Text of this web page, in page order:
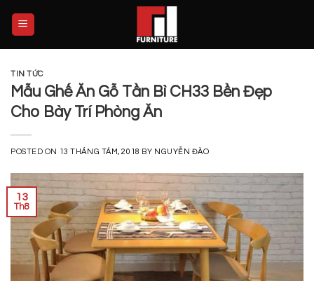
TIN TỨC
Mẫu Ghế Ăn Gỗ Tần Bì CH33 Bền Đẹp
Cho Bày Trí Phòng Ăn
POSTED ON 13 THÁNG TÁM, 2018 BY NGUYỄN ĐÀO
13
Th8